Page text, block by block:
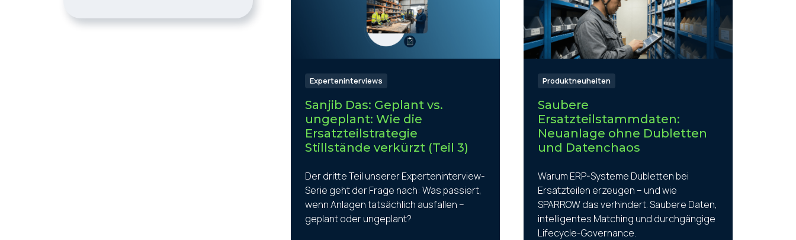
Experteninterviews
Sanjib Das: Geplant vs.
ungeplant: Wie die
Ersatzteilstrategie
Stillstände verkürzt (Teil 3)
Der dritte Teil unserer Experteninterview-
Serie geht der Frage nach: Was passiert,
wenn Anlagen tatsächlich ausfallen –
geplant oder ungeplant?
Produktneuheiten
Saubere
Ersatzteilstammdaten:
Neuanlage ohne Dubletten
und Datenchaos
Warum ERP-Systeme Dubletten bei
Ersatzteilen erzeugen – und wie
SPARROW das verhindert. Saubere Daten,
intelligentes Matching und durchgängige
Lifecycle-Governance.